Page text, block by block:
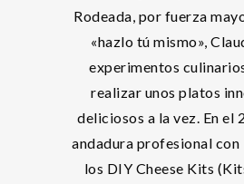
Rodeada, por fuerza
«hazlo tú mismo»,
experimentos
realizar unos platos
deliciosos a la vez. En el
andadura profesional con
los DIY Cheese Kits